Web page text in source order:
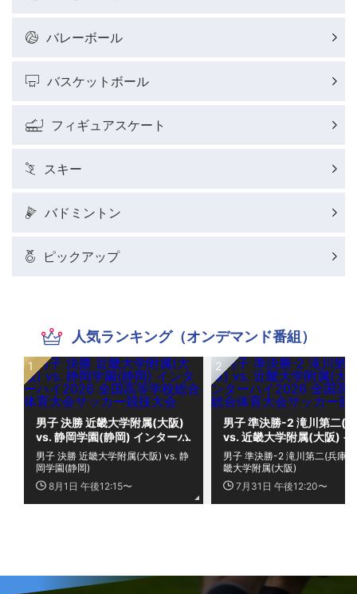
バレーボール
バスケットボール
フィギュアスケート
スキー
バドミントン
ピックアップ
人気ランキング（オンデマンド番組）
男子 決勝 近畿大学附属(大阪)
vs. 静岡学園(静岡) インターハ
イ2026 全国高等学校総合体
育大会サッカー競技大会
8月1日 午後12:15〜
男子 決勝 近畿大学附属(大阪) vs. 静
岡学園(静岡)
男子 準決勝-2 滝川第二(
vs. 近畿大学附属(大阪) イ
ーハイ2026 全国高等学
合体育大会サッカー競技
7月31日 午後12:20〜
男子 準決勝-2 滝川第二(兵庫)
畿大学附属(大阪)